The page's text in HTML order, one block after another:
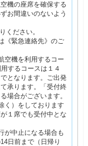
機の座席を確保する
お間違いのないよう
ください。
《緊急連絡先》のご
空機を利用するコー
するコースは１４
となります。ご出発
承ります。「受付終
場合がございます。
く）をしております
１席でも受付中とな
が中止になる場合も
日前まで（日帰り